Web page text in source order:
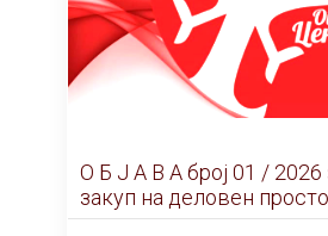
О Б Ј А В А брoj 01 /
закуп на деловен
ЕЛЕКТРОНСКО ЈАВНО